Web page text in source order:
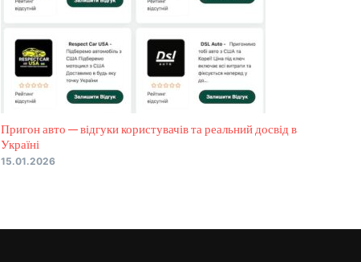
Пригон авто — відгуки користувачів та реальний досвід в
Україні
15.01.2026